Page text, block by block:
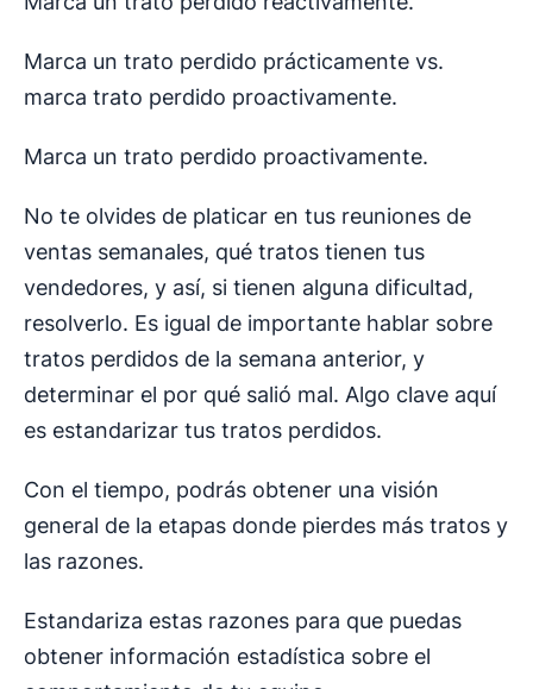
Marca un trato perdido prácticamente vs.
marca trato perdido proactivamente.
Marca un trato perdido proactivamente.
No te olvides de platicar en tus reuniones de
ventas semanales, qué tratos tienen tus
vendedores, y así, si tienen alguna dificultad,
resolverlo. Es igual de importante hablar sobre
tratos perdidos de la semana anterior, y
determinar el por qué salió mal. Algo clave aquí
es estandarizar tus tratos perdidos.
Con el tiempo, podrás obtener una visión
general de la etapas donde pierdes más tratos y
las razones.
Estandariza estas razones para que puedas
obtener información estadística sobre el